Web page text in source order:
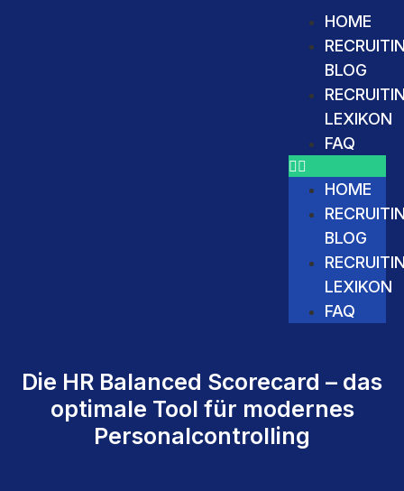
HOME
BLOG
LEXIKON
FAQ
HOME
BLOG
LEXIKON
FAQ
Die HR Balanced Scorecard – das
optimale Tool für modernes
Personalcontrolling